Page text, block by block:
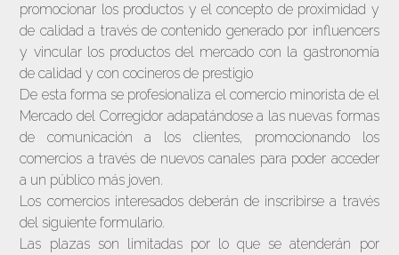
promocionar los productos y el concepto de proximidad y
de calidad a través de contenido generado por influencers
y vincular los productos del mercado con la gastronomía
de calidad y con cocineros de prestigio
De esta forma se profesionaliza el comercio minorista de el
Mercado del Corregidor adapatándose a las nuevas formas
de comunicación a los clientes, promocionando los
comercios a través de nuevos canales para poder acceder
a un público más joven.
Los comercios interesados deberán de inscribirse a través
del siguiente formulario.
Las plazas son limitadas por lo que se atenderán por